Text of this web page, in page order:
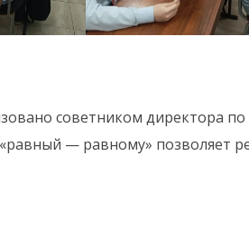
советником директора
— равному» позволяет